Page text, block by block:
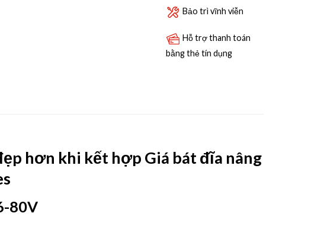
Bảo trì vĩnh viễn
Hỗ trợ thanh toán
bằng thẻ tín dụng
hơn khi kết hợp Giá bát đĩa nâng
80V